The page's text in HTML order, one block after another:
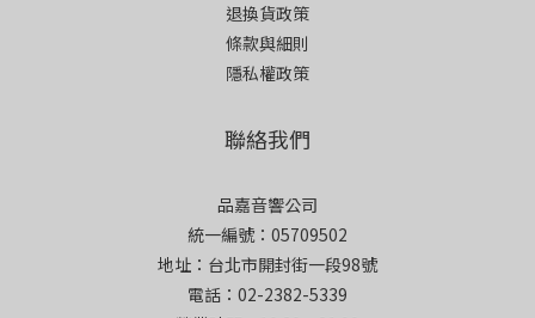
退換貨政策
條款與細則
隱私權政策
聯絡我們
品嘉音響公司
統一編號：05709502
地址：台北市開封街一段98號
電話：02-2382-5339